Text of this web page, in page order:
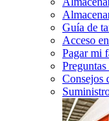
Guía de
Acceso
Pagar mi
Consejos